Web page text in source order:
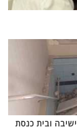
ובית כנסת